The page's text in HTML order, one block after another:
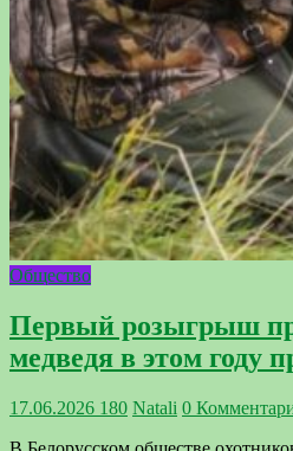
Общество
Первый розыгрыш
медведя в этом году
17.06.2026 180 Natali 0